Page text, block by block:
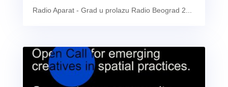
Radio Aparat - Grad u prolazu Radio Beograd 2...